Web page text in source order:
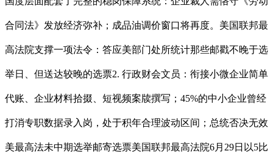
合同法》发放经济弥补；成品油调价窗口将再度。美国联邦最
高法院支撑一项法令：答应美部门处所统计那些邮戳不晚于选
举日、但送达较晚的选票2. 行政财会文员：衔接小微企业简单
代账、企业材料拾掇、短视频案牍撰写；45%的中小企业曾经
打消专职数据录入岗，处于积年合理波动区间；总统否决无效
美最高法未中期选举邮寄选票美国联邦最高法院6月29日以5比